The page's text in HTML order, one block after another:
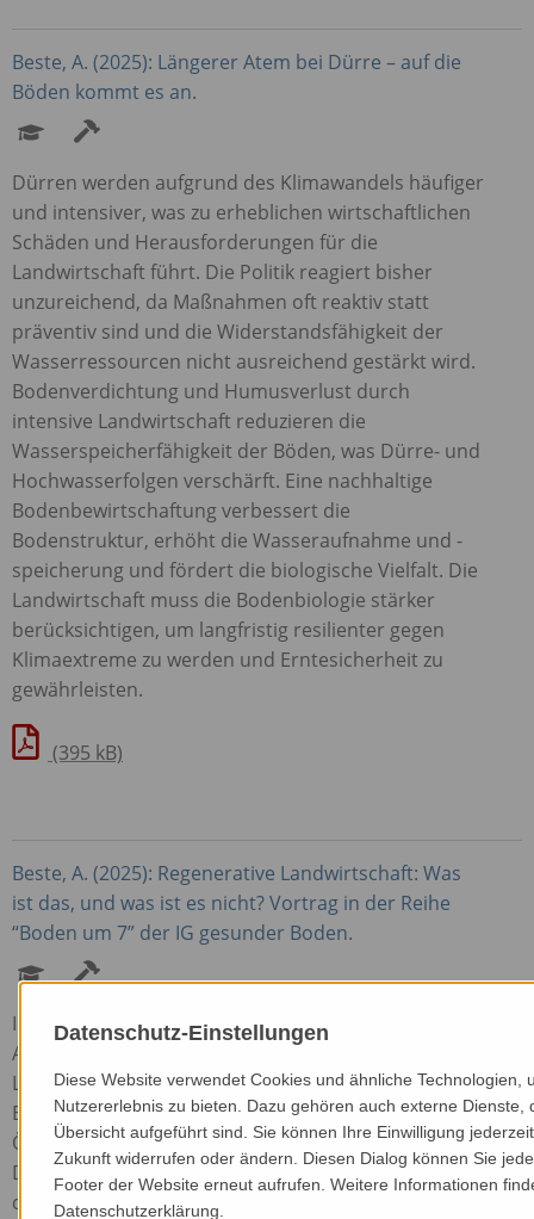
Beste, A. (2025): Längerer Atem bei Dürre – auf die
Böden kommt es an.
Dürren werden aufgrund des Klimawandels häufiger
und intensiver, was zu erheblichen wirtschaftlichen
Schäden und Herausforderungen für die
Landwirtschaft führt. Die Politik reagiert bisher
unzureichend, da Maßnahmen oft reaktiv statt
präventiv sind und die Widerstandsfähigkeit der
Wasserressourcen nicht ausreichend gestärkt wird.
Bodenverdichtung und Humusverlust durch
intensive Landwirtschaft reduzieren die
Wasserspeicherfähigkeit der Böden, was Dürre- und
Hochwasserfolgen verschärft. Eine nachhaltige
Bodenbewirtschaftung verbessert die
Bodenstruktur, erhöht die Wasseraufnahme und -
speicherung und fördert die biologische Vielfalt. Die
Landwirtschaft muss die Bodenbiologie stärker
berücksichtigen, um langfristig resilienter gegen
Klimaextreme zu werden und Erntesicherheit zu
gewährleisten.
(395 kB)
Beste, A. (2025): Regenerative Landwirtschaft: Was
ist das, und was ist es nicht? Vortrag in der Reihe
“Boden um 7” der IG gesunder Boden.
In diesem Webinar spricht Dr. Andrea Beste,
Agrarwissenschaftlerin, Expertin für nachhaltige
Landnutzung und Fachbeirätin der IG gesunder
Boden, über das Spannungsfeld zwischen
Ökolandbau und “Regenerativer Landwirtschaft.” In
Deutschland und Österreich hat man seit Längerem
den Eindruck, die Begriffe Ökolandbau und
Datenschutz-Einstellungen
Diese Website verwendet Cookies und ähnliche Technologien,
Nutzererlebnis zu bieten. Dazu gehören auch externe Dienste,
Übersicht aufgeführt sind. Sie können Ihre Einwilligung
Zukunft widerrufen oder ändern. Diesen Dialog können Sie
Footer der Website erneut aufrufen. Weitere Informationen
Datenschutzerklärung.